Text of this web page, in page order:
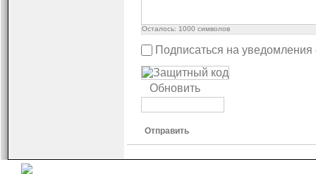
Осталось: 1000 символов
Подписаться на
Обновить
Отправить